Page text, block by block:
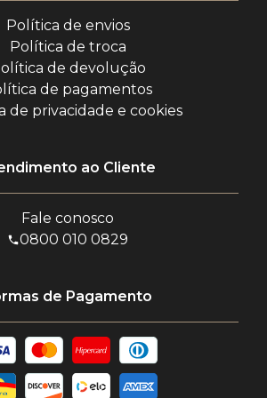
Política de envios
Política de troca
de devolução
de pagamentos
de privacidade e cookies
ao Cliente
Fale conosco
0800 010 0829
de Pagamento